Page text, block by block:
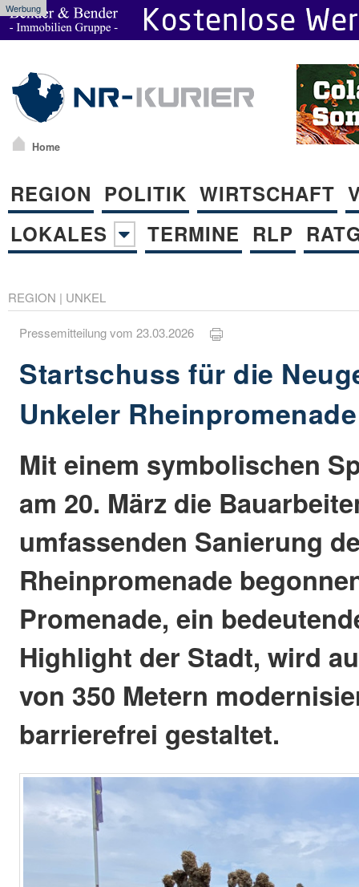
Werbung
Home
REGION POLITIK WIRTSCHAFT
LOKALES
TERMINE RLP
REGION | UNKEL
Pressemitteilung vom 23.03.2026
Startschuss für die
Unkeler Rheinpromenade
Mit einem symbolischen
am 20. März die
umfassenden Sanierung
Rheinpromenade
Promenade, ein
Highlight der Stadt, wird
von 350 Metern
barrierefrei gestaltet.